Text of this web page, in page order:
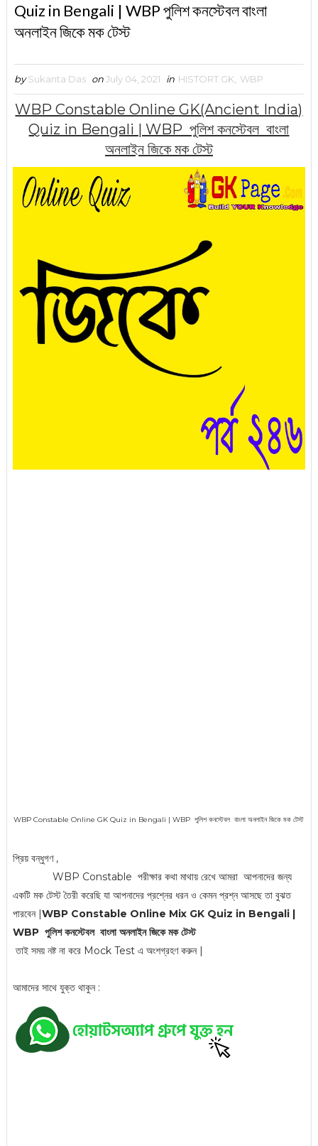
Quiz in Bengali | WBP পুলিশ কনস্টেবল বাংলা
অনলাইন জিকে মক টেস্ট
by Sukanta Das onJuly 04, 2021 in HISTORT GK WBP
WBP Constable Online GK(Ancient India)
Quiz in Bengali | WBP পুলিশ কনস্টেবল বাংলা
অনলাইন জিকে মক টেস্ট
WBP Constable Online GK Quiz in Bengali | WBP পুলিশ কনস্টেবল বাংলা অনলাইন জিকে মক টেস্ট
প্রিয় বন্ধুগণ ,
WBP Constable পরীক্ষার কথা মাথায় রেখে আমরা আপনাদের জন্য
একটি মক টেস্ট তৈরী করেছি যা আপনাদের প্রশ্নের ধরন ও কেমন প্রশ্ন আসছে তা বুঝত
পারবেন |WBP Constable Online Mix GK Quiz in Bengali |
WBP পুলিশ কনস্টেবল বাংলা অনলাইন জিকে মক টেস্ট
তাই সময় নষ্ট না করে Mock Test এ অংশগ্রহণ করুন |
আমাদের সাথে যুক্ত থাকুন :